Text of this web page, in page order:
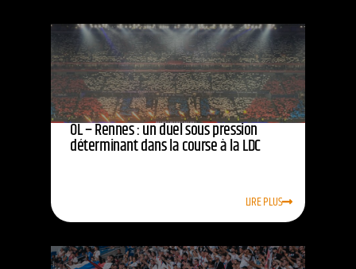
OL – Rennes : un duel sous pression
déterminant dans la course à la LDC
LIRE PLUS